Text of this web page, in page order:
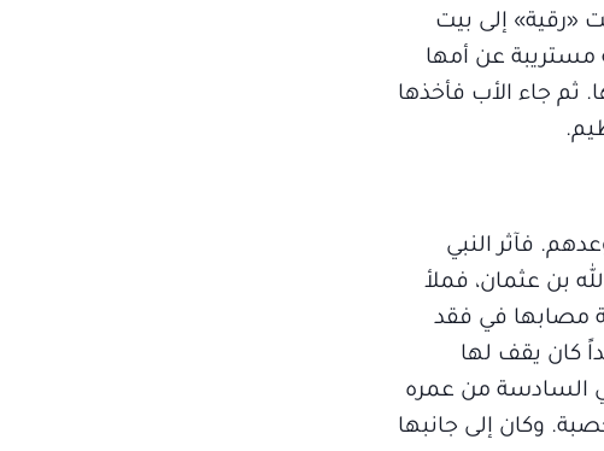
«رقية» إلى بيت
مستريبة عن أمها
ثم جاء الأب فأخذها
فآثر النبي
بن عثمان، فملأ
مصابها في فقد
كان يقف لها
السادسة من عمره
وكان إلى جانبها